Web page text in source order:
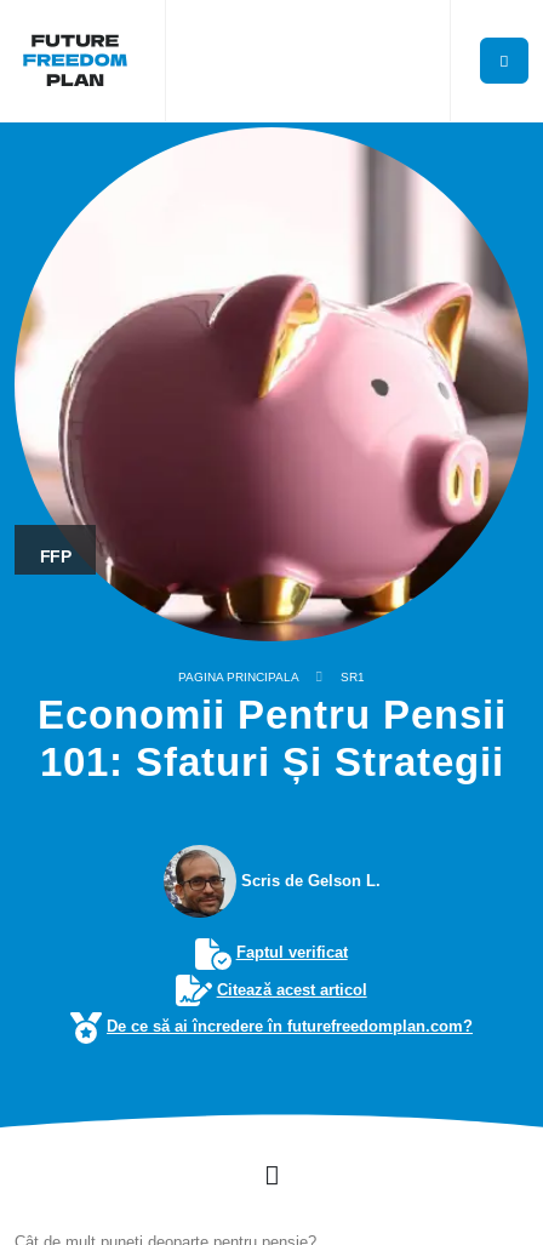
FFP
PAGINA PRINCIPALA SR1
Economii Pentru Pensii
101: Sfaturi Și Strategii
Scris de Gelson L.
Faptul verificat
Citează acest articol
De ce să ai încredere în futurefreedomplan.com?